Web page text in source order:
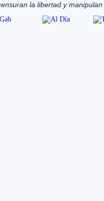
la libertad y